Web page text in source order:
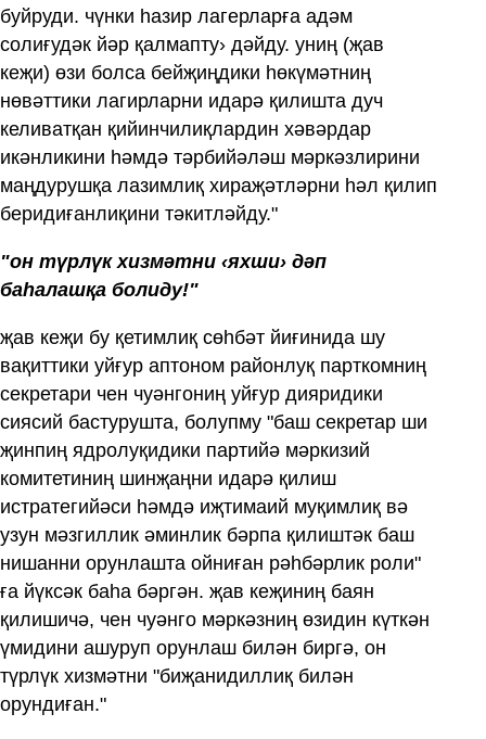
буйруди. чүнки һазир лагерларға адәм
солиғудәк йәр қалмапту› дәйду. униң (җав
кеҗи) өзи болса бейҗиңдики һөкүмәтниң
нөвәттики лагирларни идарә қилишта дуч
келиватқан қийинчилиқлардин хәвәрдар
икәнликини һәмдә тәрбийәләш мәркәзлирини
маңдурушқа лазимлиқ хираҗәтләрни һәл қилип
беридиғанлиқини тәкитләйду."
"он түрлүк хизмәтни ‹яхши› дәп
баһалашқа болиду!"
җав кеҗи бу қетимлиқ сөһбәт йиғинида шу
вақиттики уйғур аптоном районлуқ парткомниң
секретари чен чуәнгониң уйғур дияридики
сиясий бастурушта, болупму "баш секретар ши
җинпиң ядролуқидики партийә мәркизий
комитетиниң шинҗаңни идарә қилиш
истратегийәси һәмдә иҗтимаий муқимлиқ вә
узун мәзгиллик әминлик бәрпа қилиштәк баш
нишанни орунлашта ойниған рәһбәрлик роли"
ға йүксәк баһа бәргән. җав кеҗиниң баян
қилишичә, чен чуәнго мәркәзниң өзидин күткән
үмидини ашуруп орунлаш билән биргә, он
түрлүк хизмәтни "биҗанидиллиқ билән
орундиған."